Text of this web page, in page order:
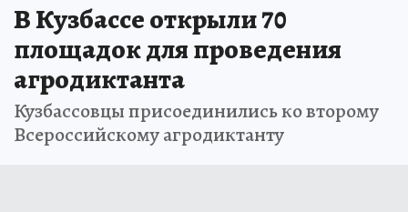
В Кузбассе открыли 70
площадок для проведения
агродиктанта
Кузбассовцы присоединились ко второму
Всероссийскому агродиктанту